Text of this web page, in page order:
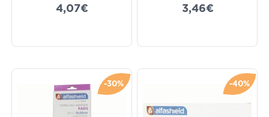
4,07€ 3,46€
-30% -40%